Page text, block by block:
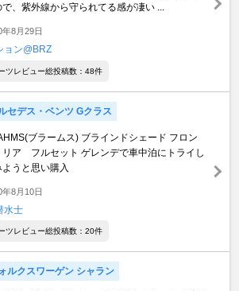
で、紫外線から守られてる感が凄い ...
年8月29日
ョン@BRZ
ツレビュー総投稿数：48件
セデス・ベンツ Gクラス
ブラームス) ブラインドシェード フロン
リア フルセット ゲレンデで車中泊にトライし
うと思い購入
年8月10日
水士
ツレビュー総投稿数：20件
ルクスワーゲン シャラン